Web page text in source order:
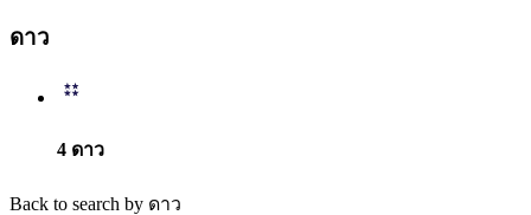
ดาว
4 ดาว
Back to search by ดาว